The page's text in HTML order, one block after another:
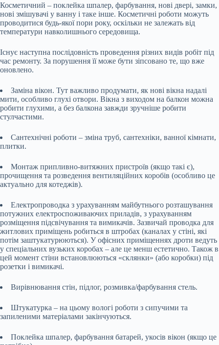
Косметичний – поклейка шпалер, фарбування, нові двері, замки,
нові змішувачі у ванну і таке інше. Косметичні роботи можуть
проводитися будь-якої пори року, оскільки не залежать від
температури навколишнього середовища.
Існує наступна послідовність проведення різних видів робіт під
час ремонту. За порушення її може бути зіпсовано те, що вже
оновлено.
Заміна вікон. Тут важливо продумати, як нові вікна надалі
мити, особливо глухі отвори. Вікна з виходом на балкон можна
робити глухими, а без балкона завжди зручніше робити
стулчастими.
Сантехнічні роботи – зміна труб, сантехніки, ванної кімнати,
плитки.
Монтаж припливно-витяжних пристроїв (якщо такі є),
прочищення та розведення вентиляційних коробів (особливо це
актуально для котеджів).
Електропроводка з урахуванням майбутнього розташування
потужних електроспоживаючих приладів, з урахуванням
розміщення підсвічування та вимикачів. Зазвичай проводка для
житлових приміщень робиться в штробах (каналах у стіні, які
потім заштукатурюються). У офісних приміщеннях дроти ведуть
у спеціальних вузьких коробах – але це менш естетично. Також в
цей момент стіни встановлюються «склянки» (або коробки) під
розетки і вимикачі.
Вирівнювання стін, підлог, розмивка/фарбування стель.
Штукатурка – на цьому вологі роботи з сипучими та
запиленими матеріалами закінчуються.
Поклейка шпалер, фарбування батарей, укосів вікон (якщо це